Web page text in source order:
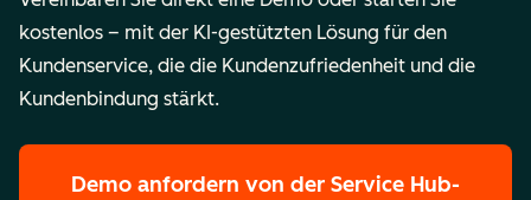
kostenlos – mit der KI-gestützten Lösung für den
Kundenservice, die die Kundenzufriedenheit und die
Kundenbindung stärkt.
Demo anfordern von der Service Hub-